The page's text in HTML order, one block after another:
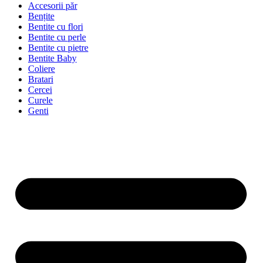
Accesorii păr
Bențite
Bentite cu flori
Bentite cu perle
Bentite cu pietre
Bentite Baby
Coliere
Bratari
Cercei
Curele
Genti